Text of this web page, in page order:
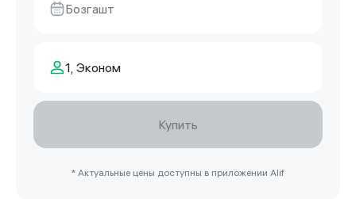
Бозгашт
1, Эконом
Купить
* Актуальные цены доступны в приложении Alif